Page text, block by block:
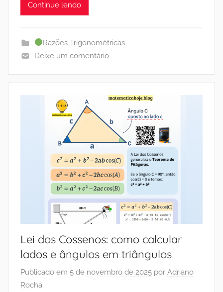
Continue lendo
Razões Trigonométricas
Deixe um comentário
Lei dos Cossenos: como calcular
lados e ângulos em triângulos
Publicado em 5 de novembro de 2025 por Adriano
Rocha